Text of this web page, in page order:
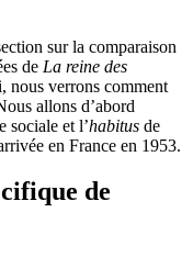
sur la comparaison
de La reine des
nous verrons comment
allons d’abord
sociale et l’habitus de
en France en 1953.
de